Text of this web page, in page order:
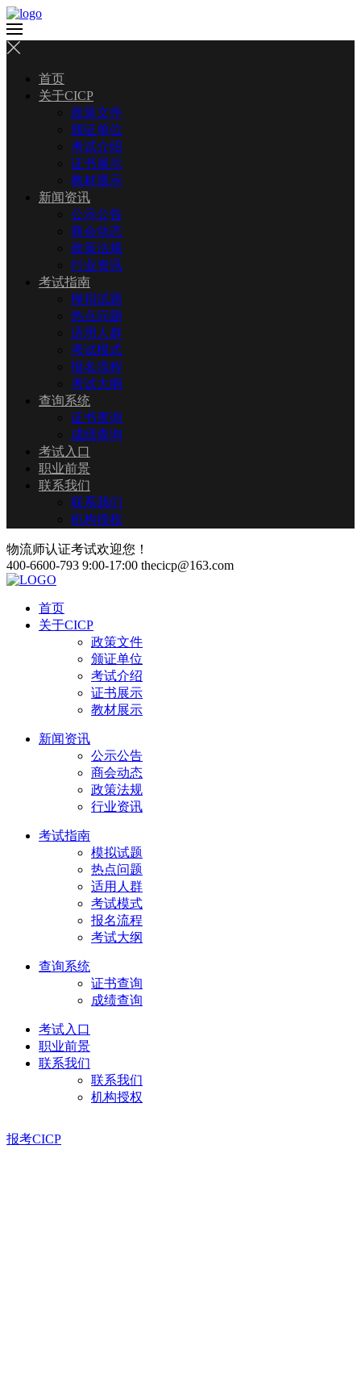
首页
关于CICP
政策文件
颁证单位
考试介绍
证书展示
教材展示
新闻资讯
公示公告
商会动态
政策法规
行业资讯
考试指南
模拟试题
热点问题
适用人群
考试模式
报名流程
考试大纲
查询系统
证书查询
成绩查询
考试入口
职业前景
联系我们
联系我们
机构授权
物流师认证考试欢迎您！
400-6600-793 9:00-17:00 thecicp@163.com
首页
关于CICP
政策文件
颁证单位
考试介绍
证书展示
教材展示
新闻资讯
公示公告
商会动态
政策法规
行业资讯
考试指南
模拟试题
热点问题
适用人群
考试模式
报名流程
考试大纲
查询系统
证书查询
成绩查询
考试入口
职业前景
联系我们
联系我们
机构授权
报考CICP